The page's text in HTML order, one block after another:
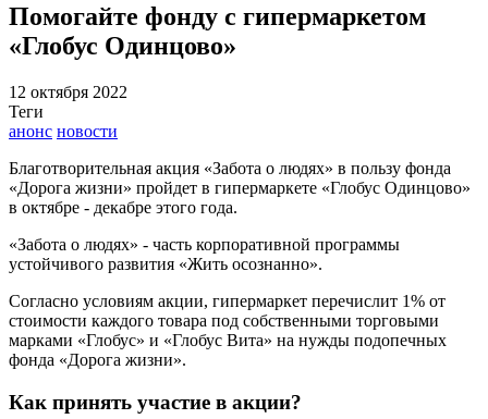
Помогайте фонду с гипермаркетом
«Глобус Одинцово»
12 октября 2022
Теги
анонс новости
Благотворительная акция «Забота о людях» в пользу фонда
«Дорога жизни» пройдет в гипермаркете «Глобус Одинцово»
в октябре - декабре этого года.
«Забота о людях» - часть корпоративной программы
устойчивого развития «Жить осознанно».
Согласно условиям акции, гипермаркет перечислит 1% от
стоимости каждого товара под собственными торговыми
марками «Глобус» и «Глобус Вита» на нужды подопечных
фонда «Дорога жизни».
Как принять участие в акции?